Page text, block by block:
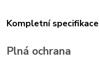
Kompletní specifikace
Plná ochrana